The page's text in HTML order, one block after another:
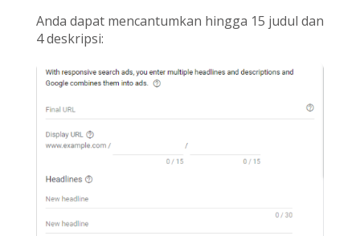
Anda dapat mencantumkan hingga 15 judul dan
4 deskripsi: